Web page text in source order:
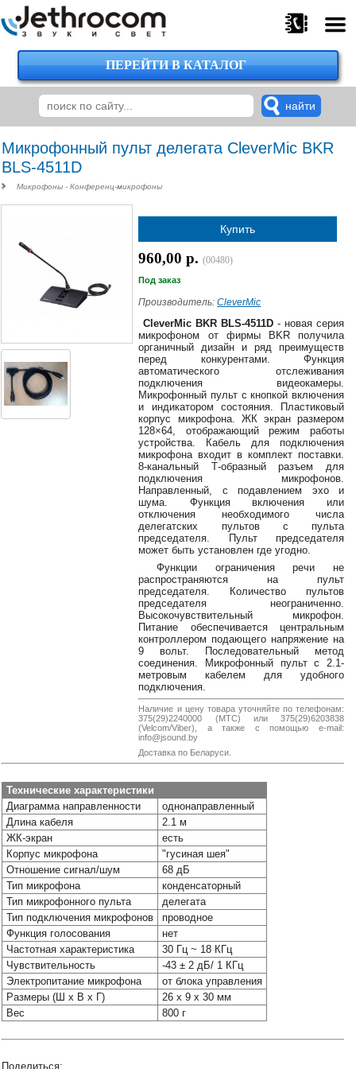
375
224-
00-
00
29
38-
375
29
620-
38
8
0162
25-
38-
38
jsound.by
jsoundby
Наши
группы
соцсетях:
ПЕРЕЙТИ В КАТАЛОГ
Микрофонный пульт делегата CleverMic BKR
BLS-4511D
Микрофоны - Конференц-микрофоны
Купить
960,00 р.(00480)
Под заказ
Производитель:CleverMic
CleverMic BKR BLS-4511D- новая серия
микрофоном от фирмы BKR получила
органичный дизайн и ряд преимуществ
перед конкурентами. Функция
автоматического отслеживания
подключения видеокамеры.
Микрофонный пульт с кнопкой включения
и индикатором состояния. Пластиковый
корпус микрофона. ЖК экран размером
128×64, отображающий режим работы
устройства. Кабель для подключения
микрофона входит в комплект поставки.
8-канальный Т-образный разъем для
подключения микрофонов.
Направленный, с подавлением эхо и
шума. Функция включения или
отключения необходимого числа
делегатских пультов с пульта
председателя. Пульт председателя
может быть установлен где угодно.
Функции ограничения речи не
распространяются на пульт
председателя. Количество пультов
председателя неограниченно.
Высокочувствительный микрофон.
Питание обеспечивается центральным
контроллером подающего напряжение на
9 вольт. Последовательный метод
соединения. Микрофонный пульт с 2.1-
метровым кабелем для удобного
подключения.
Наличие и цену товара уточняйте по телефонам:
375(29)2240000 (МТС) или 375(29)6203838
(Velcom/Viber), а также с помощью e-mail:
info@jsound.by
Доставка по Беларуси.
Технические характеристики
Диаграмма направленности
однонаправленный
Длина кабеля
2.1 м
ЖК-экран
есть
Корпус микрофона
"гусиная шея"
Отношение сигнал/шум
68 дБ
Тип микрофона
конденсаторный
Тип микрофонного пульта
делегата
Тип подключения микрофонов
проводное
Функция голосования
нет
Частотная характеристика
30 Гц ~ 18 КГц
Чувствительность
-43 ± 2 дБ/ 1 КГц
Электропитание микрофона
от блока управления
Размеры (Ш x В x Г)
26 x 9 x 30 мм
Вес
800 г
Поделиться: